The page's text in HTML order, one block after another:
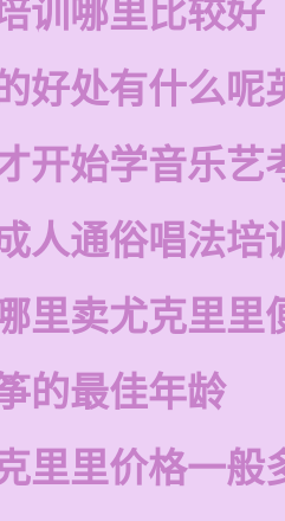
训哪里比较好
好处有什么呢
开始学音乐艺
人通俗唱法培
里卖尤克里里
的最佳年龄
里里价格一般